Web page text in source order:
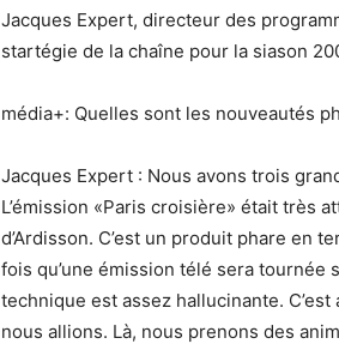
Jacques Expert, directeur des
startégie de la chaîne pour la siason
média+: Quelles sont les nouveautés
Jacques Expert : Nous avons trois
L’émission «Paris croisière» était très
d’Ardisson. C’est un produit phare en
fois qu’une émission télé sera tournée
technique est assez hallucinante.
nous allions. Là, nous prenons des